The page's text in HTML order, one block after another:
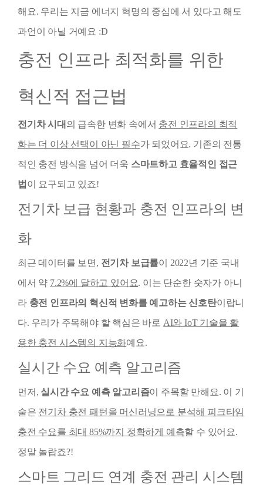
해요. 우리는 지금 에너지 혁명의 중심에 서 있다고 해도
과언이 아닐 거예요 :D
충전 인프라 최적화를 위한
혁신적 접근법
전기차 시대 의 급속한 변화 속에서 충전 인프라의 최적
화는 더 이상 선택이 아닌 필수가 되었어요. 기존의 전통
적인 충전 방식을 넘어 더욱 스마트하고 효율적인 접근
법 이 요구되고 있죠!
전기차 보급 현황과 충전 인프라의 변
화
최근 데이터를 보면, 전기차 보급률이 2022년 기준 국내
에서 약 7.2%에 달하고 있어요. 이는 단순한 숫자가 아니
라 충전 인프라의 혁신적 변화를 예고하는 신호탄이랍니
다. 우리가 주목해야 할 핵심은 바로 AI와 IoT 기술을 활
용한 충전 시스템의 지능화예요.
실시간 수요 예측 알고리즘
먼저, 실시간 수요 예측 알고리즘이 주목할 만해요. 이 기
술은 전기차 충전 패턴을 머신러닝으로 분석해 피크타임
충전 수요를 최대 85%까지 정확하게 예측할 수 있어요.
정말 놀랍죠?!
스마트 그리드 연계 충전 관리 시스템